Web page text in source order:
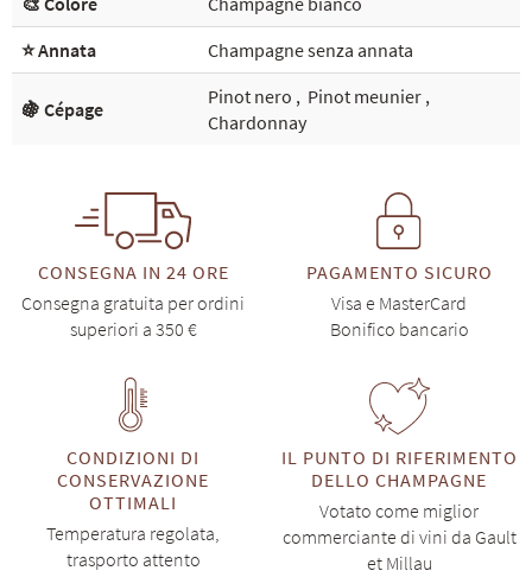
⭐ Annata
Champagne senza annata
🍇 Cépage
Pinot nero , Pinot meunier ,
Chardonnay
CONSEGNA IN 24 ORE
Consegna gratuita per ordini
superiori a 350 €
PAGAMENTO SICURO
Visa e MasterCard
Bonifico bancario
CONDIZIONI DI
CONSERVAZIONE
OTTIMALI
Temperatura regolata,
trasporto attento
IL PUNTO DI RIFERIMENTO
DELLO CHAMPAGNE
Votato come miglior
commerciante di vini da Gault
et Millau